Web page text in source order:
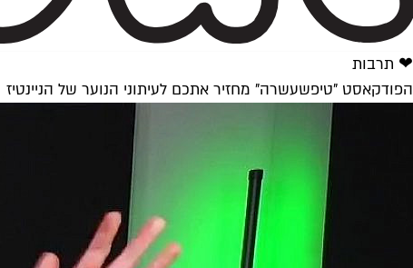
❤ תרבות
הפודקאסט "טיפשעשרה" מחזיר אתכם לעיתוני הנוער של הניינטיז